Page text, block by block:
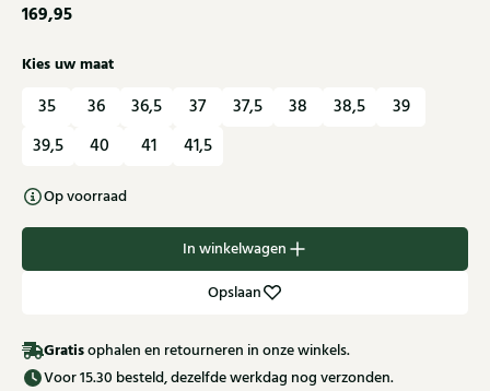
169,95
Kies uw maat
35 36 36,5 37 37,5 38 38,5
39
39,5
40 41 41,5
Op voorraad
In winkelwagen
Opslaan
Gratisophalen en retourneren in onze winkels.
Voor 15.30 besteld, dezelfde werkdag nog verzonden.